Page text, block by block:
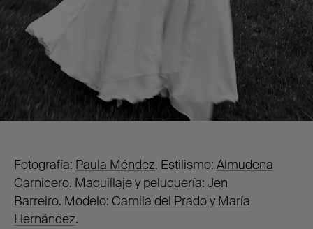
Fotografía: Paula Méndez. Estilismo: Almudena
Carnicero. Maquillaje y peluquería: Jen
Barreiro. Modelo: Camila del PradoyMaría
Hernández.